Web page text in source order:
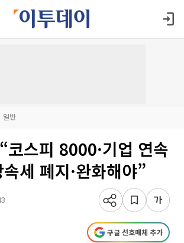
일반
코스피 8000·기업 연속
세 폐지·완화해야”
구글 선호매체 추가